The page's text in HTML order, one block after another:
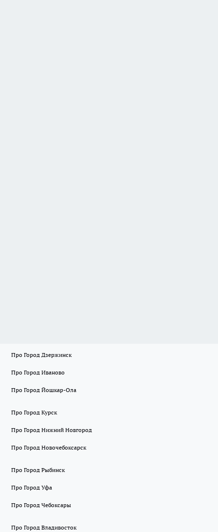
Про Город Дзержинск
Про Город Иваново
Про Город Йошкар-Ола
Про Город Курск
Про Город Нижний Новгород
Про Город Новочебоксарск
Про Город Рыбинск
Про Город Уфа
Про Город Чебоксары
Про Город Владивосток